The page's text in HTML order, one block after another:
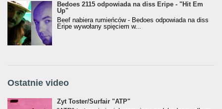
Bedoes 2115 odpowiada na diss Eripe - "Hit Em
Up"
Beef nabiera rumieńców - Bedoes odpowiada na diss
Eripe wywołany spięciem w...
Ostatnie video
Żyt Toster/SurfAir - ATP VIDEO
Żyt Toster/Surfair "ATP"